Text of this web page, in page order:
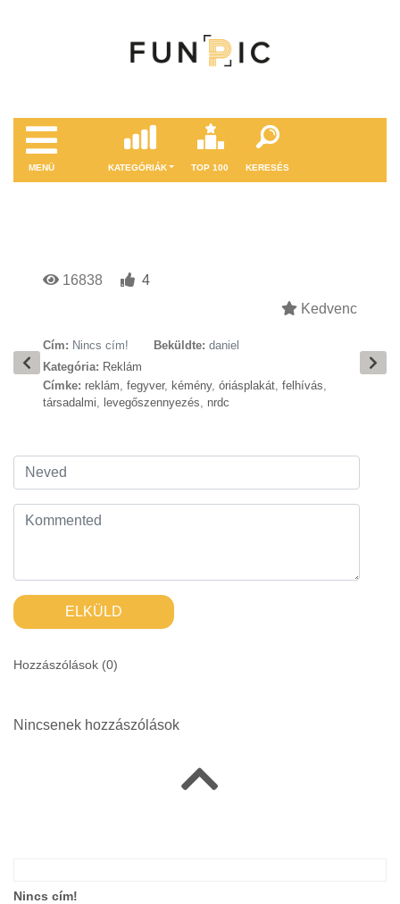
MENÜ KATEGÓRIÁK TOP 100 KERESÉS
16838
4
Kedvenc
Cím: Nincs cím! Beküldte: daniel
Kategória: Reklám
Címke: reklám, fegyver, kémény, óriásplakát, felhívás,
társadalmi, levegőszennyezés, nrdc
ELKÜLD
Hozzászólások (0)
Nincsenek hozzászólások
Nincs cím!